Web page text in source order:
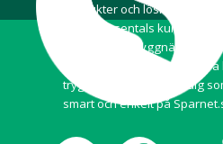
produkter och lösningar inom
hundratusentals kunder i
magnetiska myggnät,
med målsättning om
trygga betalningar för dig
smart och enkelt på